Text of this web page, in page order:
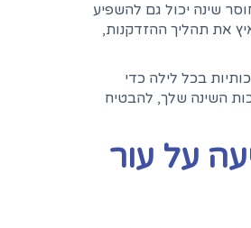
שינה יכול גם להשפיע
את תהליך ההזדקנות,
וליצור שגרת שינה עקבית. שאפו 7-9 שעות שינה איכותיות בכל לילה כדי
השינה שלך, להבטיח
על עור